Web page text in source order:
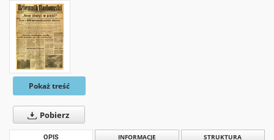
Pokaż treść
Pobierz
OPIS INFORMACJE STRUKTURA